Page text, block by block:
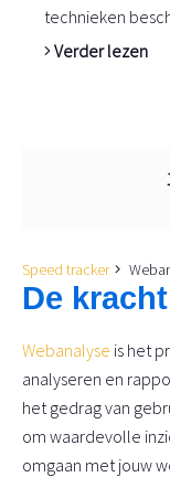
technieken
Verder lezen
Speed tracker
De
Webanalyse is het
analyseren en
het gedrag van
om waardevolle
omgaan met jouw